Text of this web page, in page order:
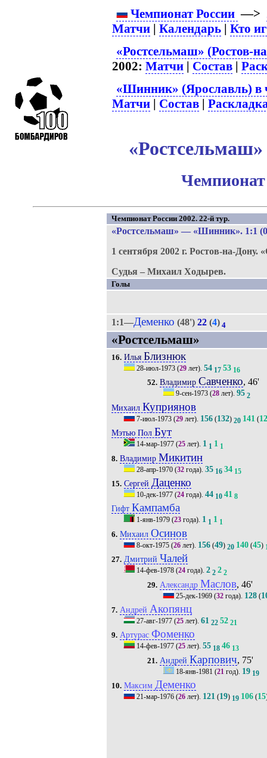
Чемпионат России —>
Матчи |Календарь |Кто
«Ростсельмаш» (Ростов-
2002:Матчи | Состав |
«Шинник» (Ярославль) в
Матчи | Состав |
Чемпионат
Чемпионат России 2002. 22-й тур.
«Ростсельмаш» — «Шинник». 1:1
1 сентября 2002 г. Ростов-на-Дону.
Судья – Михаил Ходырев.
Голы
1:1—Деменко (48') 22(4) 4
«Ростсельмаш»
16. Илья Близнюк
28-июл-1973(29лет). 54 17 53 16
52. Владимир Савченко, 46'
9-сен-1973 (28 лет).95 2
Михаил Куприянов
7-июл-1973(29лет). 156(132) 20 141 (
Мэтью Пол Бут
14-мар-1977(25лет). 1 1 1 1
8. Владимир Микитин
28-апр-1970(32года). 35 16 34 15
15. Сергей Даценко
10-дек-1977(24года). 44 10 41 8
Гифт Кампамба
1-янв-1979(23года). 1 1 1 1
6. Михаил Осинов
8-окт-1975(26лет). 156(49) 20 140(45)
27. Дмитрий Чалей
14-фев-1978(24года). 2 2 2 2
29. Александр Маслов, 46'
25-дек-1969 (32 года). 128 (
7. Андрей Акопянц
27-авг-1977(25лет). 61 22 52 21
9. Артурас Фоменко
14-фев-1977(25лет). 55 18 46 13
21. Андрей Карпович, 75'
18-янв-1981 (21 год). 19 19
10. Максим Деменко
21-мар-1976(26лет). 121(19) 19 106(15